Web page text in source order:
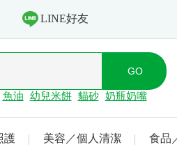
LINE好友
魚油 幼兒米餅 貓砂 奶瓶奶嘴
護 美容／個人清潔 食品